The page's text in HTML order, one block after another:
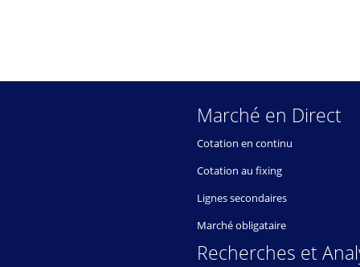
Marché en Direct
Cotation en continu
Cotation au fixing
Lignes secondaires
Marché obligataire
Recherches et